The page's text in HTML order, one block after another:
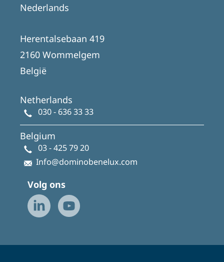
Nederlands
Herentalsebaan 419
2160 Wommelgem
België
Netherlands
030 - 636 33 33
Belgium
03 - 425 79 20
Info@dominobenelux.com
Volg ons